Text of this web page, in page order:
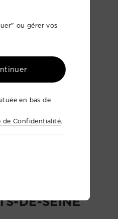
DE-SEINE
ou gérer vos
en bas de
de Confidentialité.